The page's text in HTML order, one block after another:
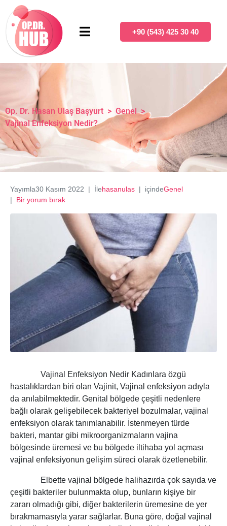
+90 (543) 425 30 40
Op. Dr. Hasan Ulaş Başyurt > Genel>
Vajinal Enfeksiyon Nedir?
Yayımla30 Kasım 2022 İlehasanulas içindeGenel
Bir yorum bırak
Vajinal Enfeksiyon Nedir Kadınlara özgü
hastalıklardan biri olan Vajinit, Vajinal enfeksiyon adıyla
da anılabilmektedir. Genital bölgede çeşitli nedenlere
bağlı olarak gelişebilecek bakteriyel bozulmalar, vajinal
enfeksiyon olarak tanımlanabilir. İstenmeyen türde
bakteri, mantar gibi mikroorganizmaların vajina
bölgesinde üremesi ve bu bölgede iltihaba yol açması
vajinal enfeksiyonun gelişim süreci olarak özetlenebilir.
Elbette vajinal bölgede halihazırda çok sayıda ve
çeşitli bakteriler bulunmakta olup, bunların kişiye bir
zararı olmadığı gibi, diğer bakterilerin üremesine de yer
bırakmamasıyla yarar sağlarlar. Buna göre, doğal vajinal